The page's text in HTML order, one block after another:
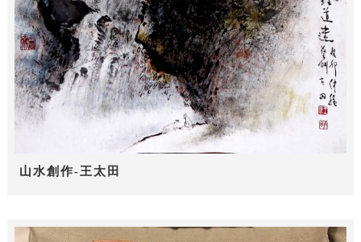
山水創作-王太田